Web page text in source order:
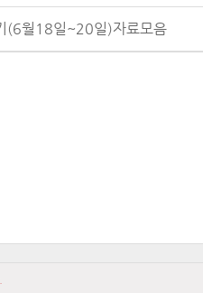
(6월18일~20일)자료모음